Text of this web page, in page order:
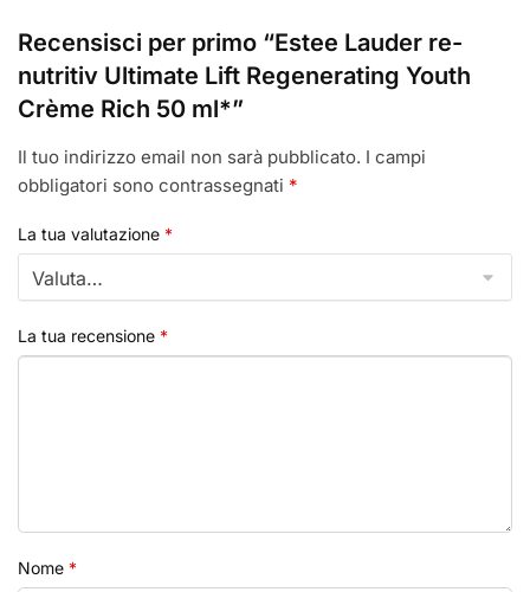
Recensisci per primo “Estee Lauder re-
nutritiv Ultimate Lift Regenerating Youth
Crème Rich 50 ml*”
Il tuo indirizzo email non sarà pubblicato. I campi
obbligatori sono contrassegnati *
La tua valutazione *
La tua recensione *
Nome *